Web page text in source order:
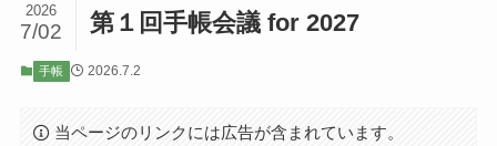
第１回手帳会議 for 2027
2026
7/02
手帳 2026.7.2
当ページのリンクには広告が含まれています。